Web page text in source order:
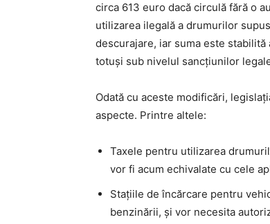
circa 613 euro dacă circulă fără o
utilizarea ilegală a drumurilor
descurajare, iar suma este
totuși sub nivelul sancțiunilor
Odată cu aceste modificări,
aspecte. Printre altele:
Taxele pentru utilizarea
vor fi acum echivalate cu cele
Stațiile de încărcare pentru
benzinării, și vor necesita